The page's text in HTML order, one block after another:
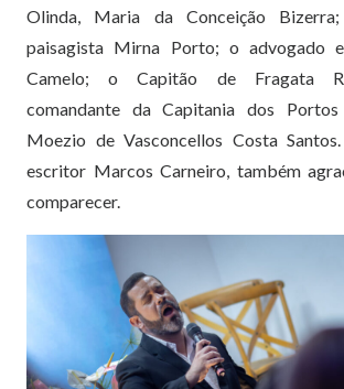
Olinda, Maria da Conceição
paisagista Mirna Porto; o advogado
Camelo; o Capitão de Fragata
comandante da Capitania dos
Moezio de Vasconcellos Costa
escritor Marcos Carneiro, também
comparecer.